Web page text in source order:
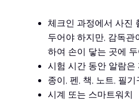
체크인 과정에서 사진
두어야 하지만, 감독관
하여 손이 닿는 곳에
시험 시간 동안 알람은
종이, 펜, 책, 노트, 필기
시계 또는 스마트워치